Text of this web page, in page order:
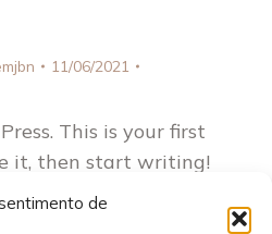
de
11/06/2021
This is your first
it, then start writing!